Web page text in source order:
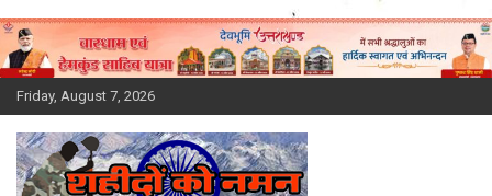
Skip
to
content
Friday, August 7, 2026